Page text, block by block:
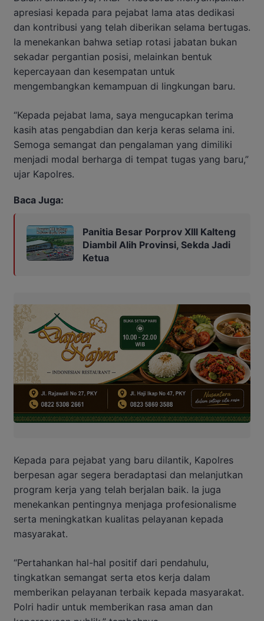
apresiasi kepada para pejabat lama atas dedikasi
dan kontribusi yang telah diberikan selama bertugas.
Ia menekankan bahwa setiap rotasi jabatan bukan
sekadar pergantian posisi, melainkan bentuk
kepercayaan dan kesempatan untuk
mengembangkan kemampuan di lingkungan baru.
“Kepada pejabat lama, saya mengucapkan terima
kasih atas pengabdian dan kerja keras selama ini.
Semoga semangat dan pengalaman yang dimiliki
menjadi modal berharga di tempat tugas yang baru,”
ujar Kapolres.
Baca Juga:
Panitia Besar Porprov Xlll Kalteng
Diambil Alih Provinsi, Sekda Jadi
Ketua
Kepada para pejabat yang baru dilantik, Kapolres
berpesan agar segera beradaptasi dan melanjutkan
program kerja yang telah berjalan baik. Ia juga
menekankan pentingnya menjaga profesionalisme
serta meningkatkan kualitas pelayanan kepada
masyarakat.
“Pertahankan hal-hal positif dari pendahulu,
tingkatkan semangat serta etos kerja dalam
memberikan pelayanan terbaik kepada masyarakat.
Polri hadir untuk memberikan rasa aman dan